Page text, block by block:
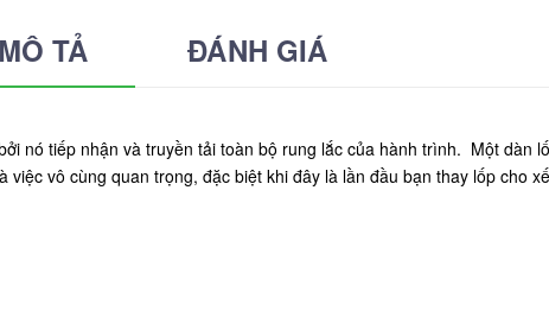
MÔ TẢ ĐÁNH GIÁ
nó tiếp nhận và truyền tải toàn bộ rung lắc của hành trình. Một dàn
vô cùng quan trọng, đặc biệt khi đây là lần đầu bạn thay lốp cho